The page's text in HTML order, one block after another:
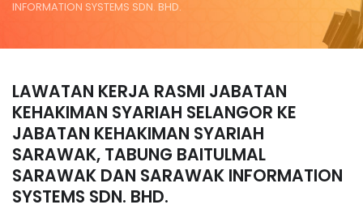
INFORMATION SYSTEMS SDN. BHD.
LAWATAN KERJA RASMI JABATAN
KEHAKIMAN SYARIAH SELANGOR KE
JABATAN KEHAKIMAN SYARIAH
SARAWAK, TABUNG BAITULMAL
SARAWAK DAN SARAWAK INFORMATION
SYSTEMS SDN. BHD.